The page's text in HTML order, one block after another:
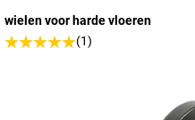
wielen voor harde vloeren
(1)